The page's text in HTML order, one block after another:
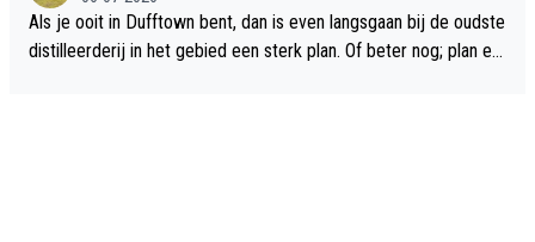
Als je ooit in Dufftown bent, dan is even langsgaan bij de oudste
distilleerderij in het gebied een sterk plan. Of beter nog; plan ee